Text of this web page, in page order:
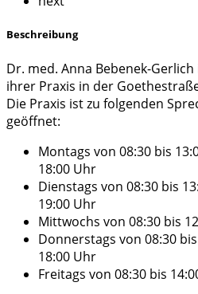
Beschreibung
Dr. med. Anna Bebenek-
ihrer Praxis in der
Die Praxis ist zu folgenden
geöffnet:
Montags von 08:30 bis
18:00 Uhr
Dienstags von 08:30 bis
19:00 Uhr
Mittwochs von 08:30 bis
Donnerstags von 08:30
18:00 Uhr
Freitags von 08:30 bis